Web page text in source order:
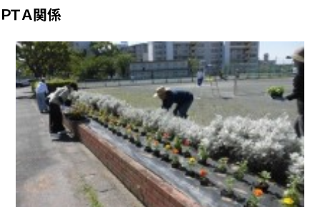
ＰＴＡ関係